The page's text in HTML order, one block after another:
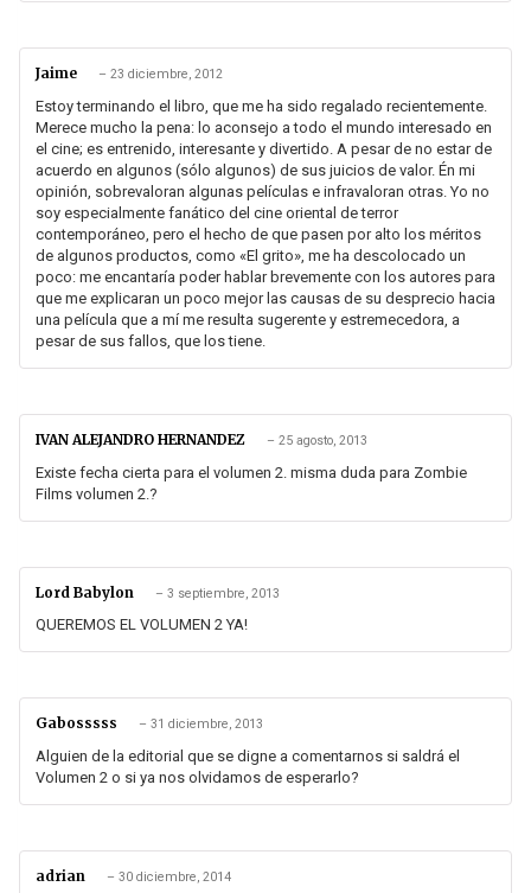
Jaime – 23 diciembre, 2012
Estoy terminando el libro, que me ha sido regalado recientemente.
Merece mucho la pena: lo aconsejo a todo el mundo interesado en
el cine; es entrenido, interesante y divertido. A pesar de no estar de
acuerdo en algunos (sólo algunos) de sus juicios de valor. Én mi
opinión, sobrevaloran algunas películas e infravaloran otras. Yo no
soy especialmente fanático del cine oriental de terror
contemporáneo, pero el hecho de que pasen por alto los méritos
de algunos productos, como «El grito», me ha descolocado un
poco: me encantaría poder hablar brevemente con los autores para
que me explicaran un poco mejor las causas de su desprecio hacia
una película que a mí me resulta sugerente y estremecedora, a
pesar de sus fallos, que los tiene.
IVAN ALEJANDRO HERNANDEZ – 25 agosto, 2013
Existe fecha cierta para el volumen 2. misma duda para Zombie
Films volumen 2.?
Lord Babylon – 3 septiembre, 2013
QUEREMOS EL VOLUMEN 2 YA!
Gabosssss – 31 diciembre, 2013
Alguien de la editorial que se digne a comentarnos si saldrá el
Volumen 2 o si ya nos olvidamos de esperarlo?
adrian – 30 diciembre, 2014